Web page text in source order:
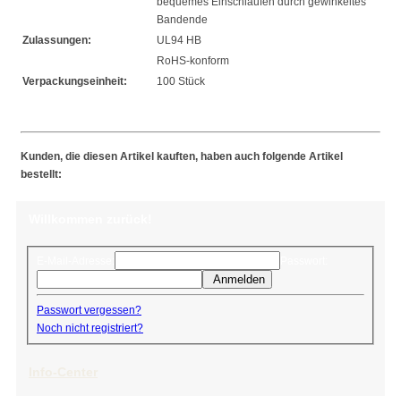
Bandende
Zulassungen:
UL94 HB
RoHS-konform
Verpackungseinheit:
100 Stück
Kunden, die diesen Artikel kauften, haben auch folgende Artikel
bestellt:
Anmelden
Passwort vergessen?
Noch nicht registriert?